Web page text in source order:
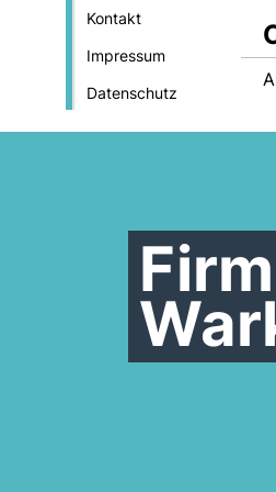
Kontakt
Impressum
Datenschutz